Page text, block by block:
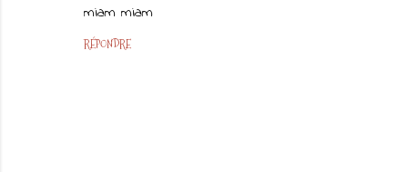
miam miam
RÉPONDRE